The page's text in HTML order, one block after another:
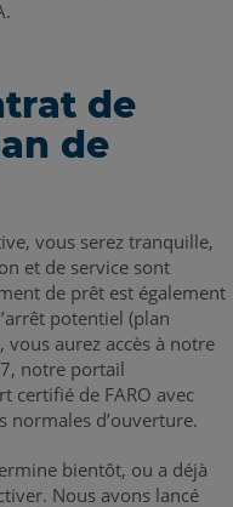
de
de
vous serez tranquille,
et de service sont
de prêt est également
potentiel (plan
aurez accès à notre
notre portail
certifié de FARO avec
normales d’ouverture.
bientôt, ou a déjà
Nous avons lancé